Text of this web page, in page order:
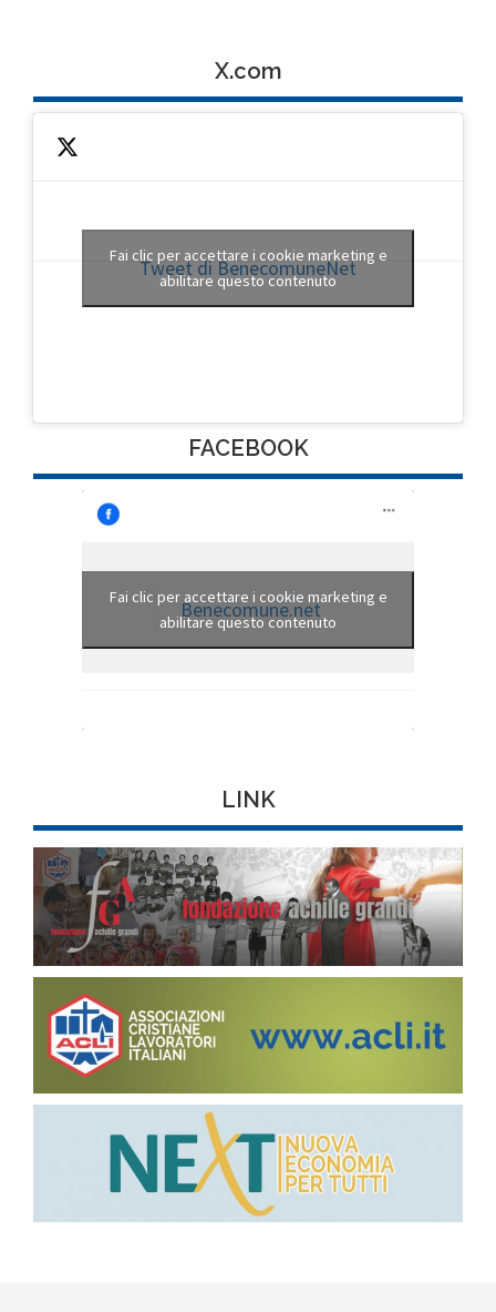
X.com
Tweet di BenecomuneNet
Fai clic per accettare i cookie marketing e
abilitare questo contenuto
FACEBOOK
Benecomune.net
Fai clic per accettare i cookie marketing e
abilitare questo contenuto
LINK